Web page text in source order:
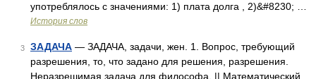
употреблялось с значениями: 1) плата долга , 2)&#8230; …
История слов
3 ЗАДАЧА — ЗАДАЧА, задачи, жен. 1. Вопрос, требующий
разрешения, то, что задано для решения, разрешения.
Неразрешимая задача для философа. || Математический